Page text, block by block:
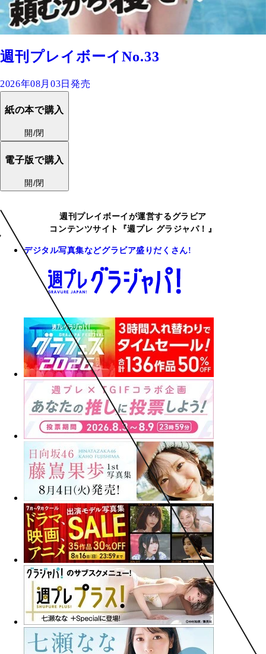
週刊プレイボーイNo.33
2026年08月03日発売
紙の本で購入
開/閉
電子版で購入
開/閉
週刊プレイボーイが運営するグラビア
コンテンツサイト『週プレ グラジャパ！』
デジタル写真集などグラビア盛りだくさん!